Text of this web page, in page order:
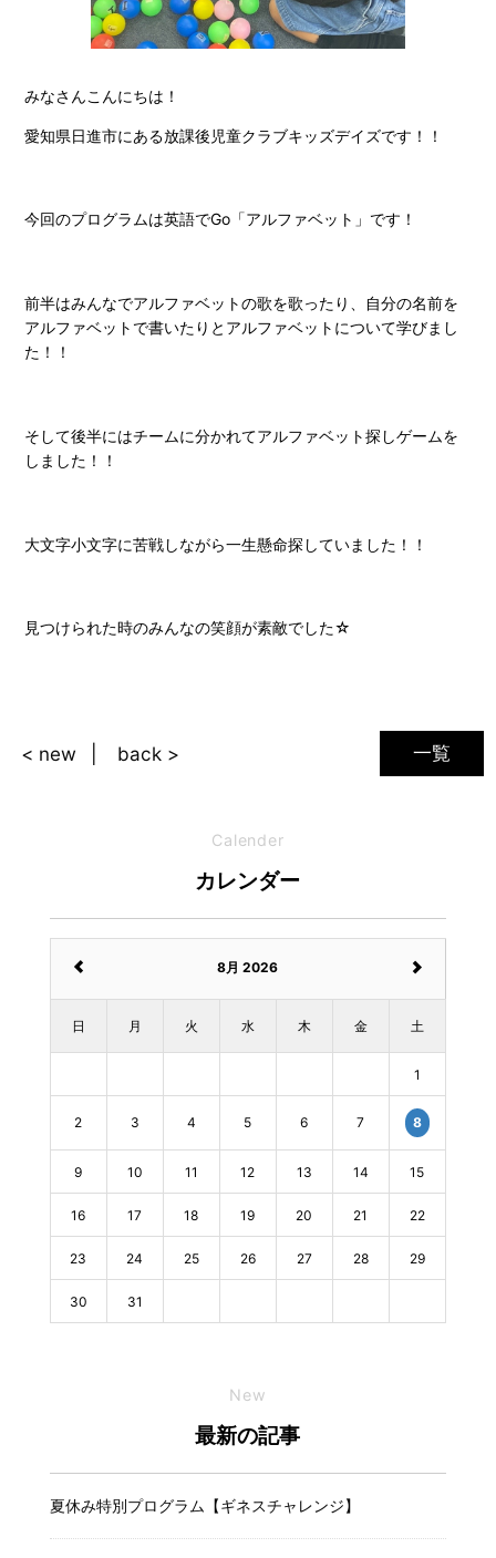
みなさんこんにちは！
愛知県日進市にある放課後児童クラブキッズデイズです！！
今回のプログラムは英語でGo「アルファベット」です！
前半はみんなでアルファベットの歌を歌ったり、自分の名前を
アルファベットで書いたりとアルファベットについて学びまし
た！！
そして後半にはチームに分かれてアルファベット探しゲームを
しました！！
大文字小文字に苦戦しながら一生懸命探していました！！
見つけられた時のみんなの笑顔が素敵でした☆
一覧
< new back >
Calender
カレンダー
8月 2026
日 月 火 水 木 金 土
1
2 3 4 5 6 7 8
9 10 11 12 13 14 15
16 17 18 19 20 21 22
23 24 25 26 27 28 29
30 31
New
最新の記事
夏休み特別プログラム【ギネスチャレンジ】